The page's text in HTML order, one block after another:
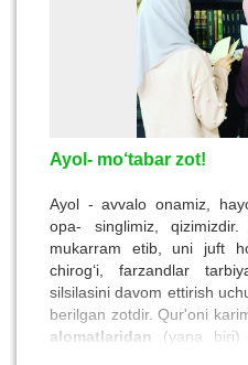
Ayol- mo‘tabar zot!
Ayol - avvalo onamiz,
opa- singlimiz,
mukarram etib, uni juft
chirog‘i, farzandlar
silsilasini davom ettirish
berilgan zotdir. Qur'oni
alomatlaridan
(yana biri)